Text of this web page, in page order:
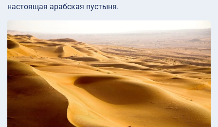
настоящая арабская пустыня.